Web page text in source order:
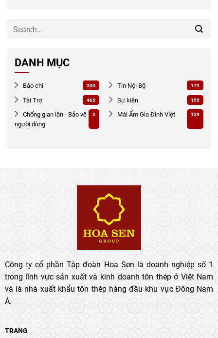
DANH MỤC
Báo chí 300 Tin Nội Bộ 173
Tài Trợ 465 Sự kiện 159
Chống gian lận - Bảo vệ
người dùng
2 Mái Ấm Gia Đình Việt 129
Công ty cổ phần Tập đoàn Hoa Sen là doanh nghiệp số 1
trong lĩnh vực sản xuất và kinh doanh tôn thép ở Việt Nam
và là nhà xuất khẩu tôn thép hàng đầu khu vực Đông Nam
Á.
TRANG